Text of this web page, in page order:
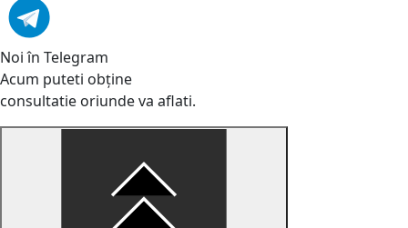
Noi în Telegram
Acum puteti obține
consultatie oriunde va aflati.